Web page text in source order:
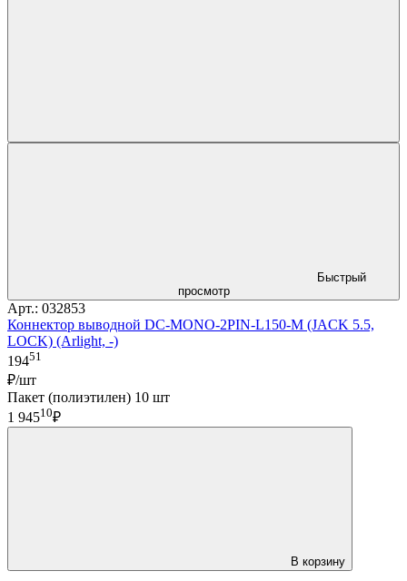
Быстрый
просмотр
Арт.: 032853
Коннектор выводной DC-MONO-2PIN-L150-M (JACK 5.5,
LOCK) (Arlight, -)
19451
₽/шт
Пакет (полиэтилен) 10 шт
1 94510₽
В корзину